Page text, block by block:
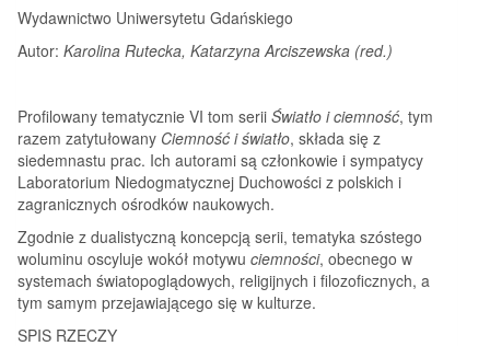
Wydawnictwo Uniwersytetu Gdańskiego
Autor: Karolina Rutecka, Katarzyna Arciszewska (red.)
Profilowany tematycznie VI tom serii Światło i ciemność, tym
razem zatytułowany Ciemność i światło, składa się z
siedemnastu prac. Ich autorami są członkowie i sympatycy
Laboratorium Niedogmatycznej Duchowości z polskich i
zagranicznych ośrodków naukowych.
Zgodnie z dualistyczną koncepcją serii, tematyka szóstego
woluminu oscyluje wokół motywu ciemności, obecnego w
systemach światopoglądowych, religijnych i filozoficznych, a
tym samym przejawiającego się w kulturze.
SPIS RZECZY